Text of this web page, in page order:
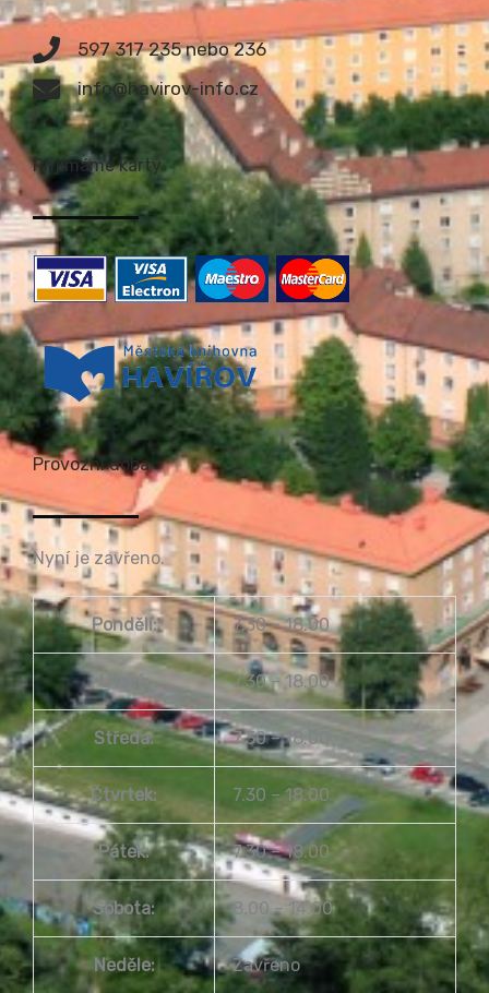
597 317 235 nebo 236
info@havirov-info.cz
Přijímáme karty
Provozní doba
Nyní je zavřeno.
Pondělí: 7.30 – 18.00
Úterý: 7.30 – 18.00
Středa: 7.30 – 18.00
Čtvrtek: 7.30 – 18.00
Pátek: 7.30 – 18.00
Sobota: 8.00 – 14.00
Neděle: Zavřeno